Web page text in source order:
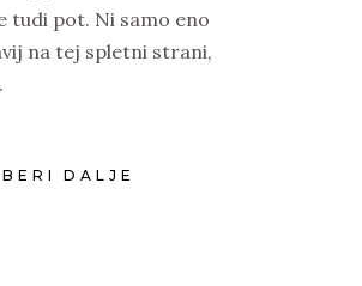
tudi pot. Ni samo eno
na tej spletni strani,
BERI DALJE